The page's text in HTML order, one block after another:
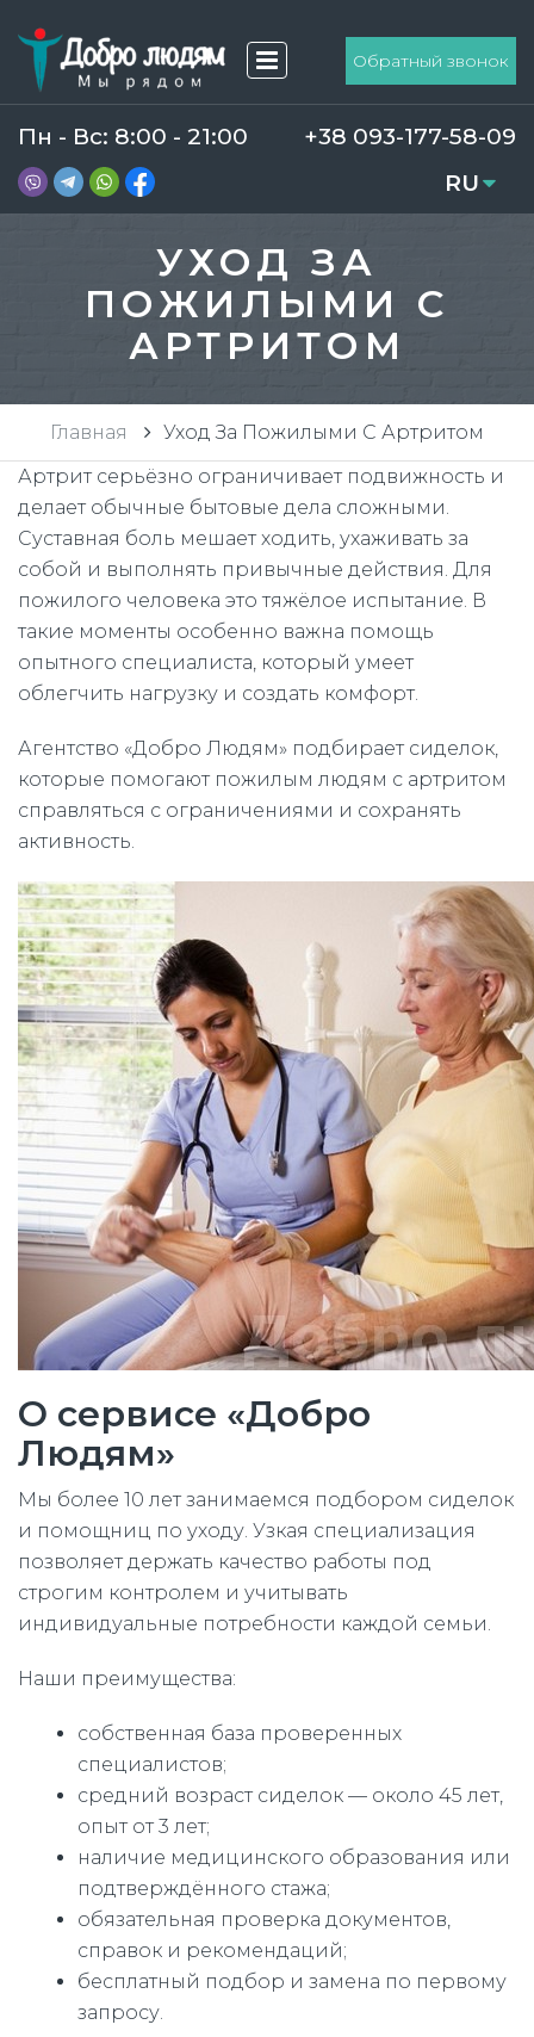
Обратный звонок
Пн - Вс: 8:00 - 21:00
+38 093-177-58-09
RU
UA
УХОД ЗА
ПОЖИЛЫМИ С
АРТРИТОМ
Главная
Уход За Пожилыми С Артритом
Артрит серьёзно ограничивает подвижность и
делает обычные бытовые дела сложными.
Суставная боль мешает ходить, ухаживать за
собой и выполнять привычные действия. Для
пожилого человека это тяжёлое испытание. В
такие моменты особенно важна помощь
опытного специалиста, который умеет
облегчить нагрузку и создать комфорт.
Агентство «Добро Людям» подбирает сиделок,
которые помогают пожилым людям с артритом
справляться с ограничениями и сохранять
активность.
О сервисе «Добро
Людям»
Мы более 10 лет занимаемся подбором сиделок
и помощниц по уходу. Узкая специализация
позволяет держать качество работы под
строгим контролем и учитывать
индивидуальные потребности каждой семьи.
Наши преимущества:
собственная база проверенных
специалистов;
средний возраст сиделок — около 45 лет,
опыт от 3 лет;
наличие медицинского образования или
подтверждённого стажа;
обязательная проверка документов,
справок и рекомендаций;
бесплатный подбор и замена по первому
запросу.